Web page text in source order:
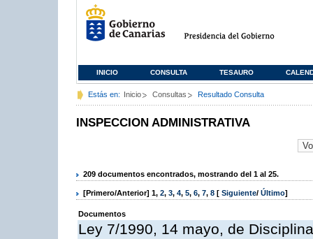
INICIO CONSULTA TESAURO
Estás en: Inicio Consultas Resultado Consulta
INSPECCION ADMINISTRATIVA
209 documentos encontrados, mostrando del 1 al 25.
[Primero/Anterior] 1, 2, 3, 4, 5, 6, 7, 8 [ Siguiente/ Último]
Documentos
Ley 7/1990, 14 mayo, de